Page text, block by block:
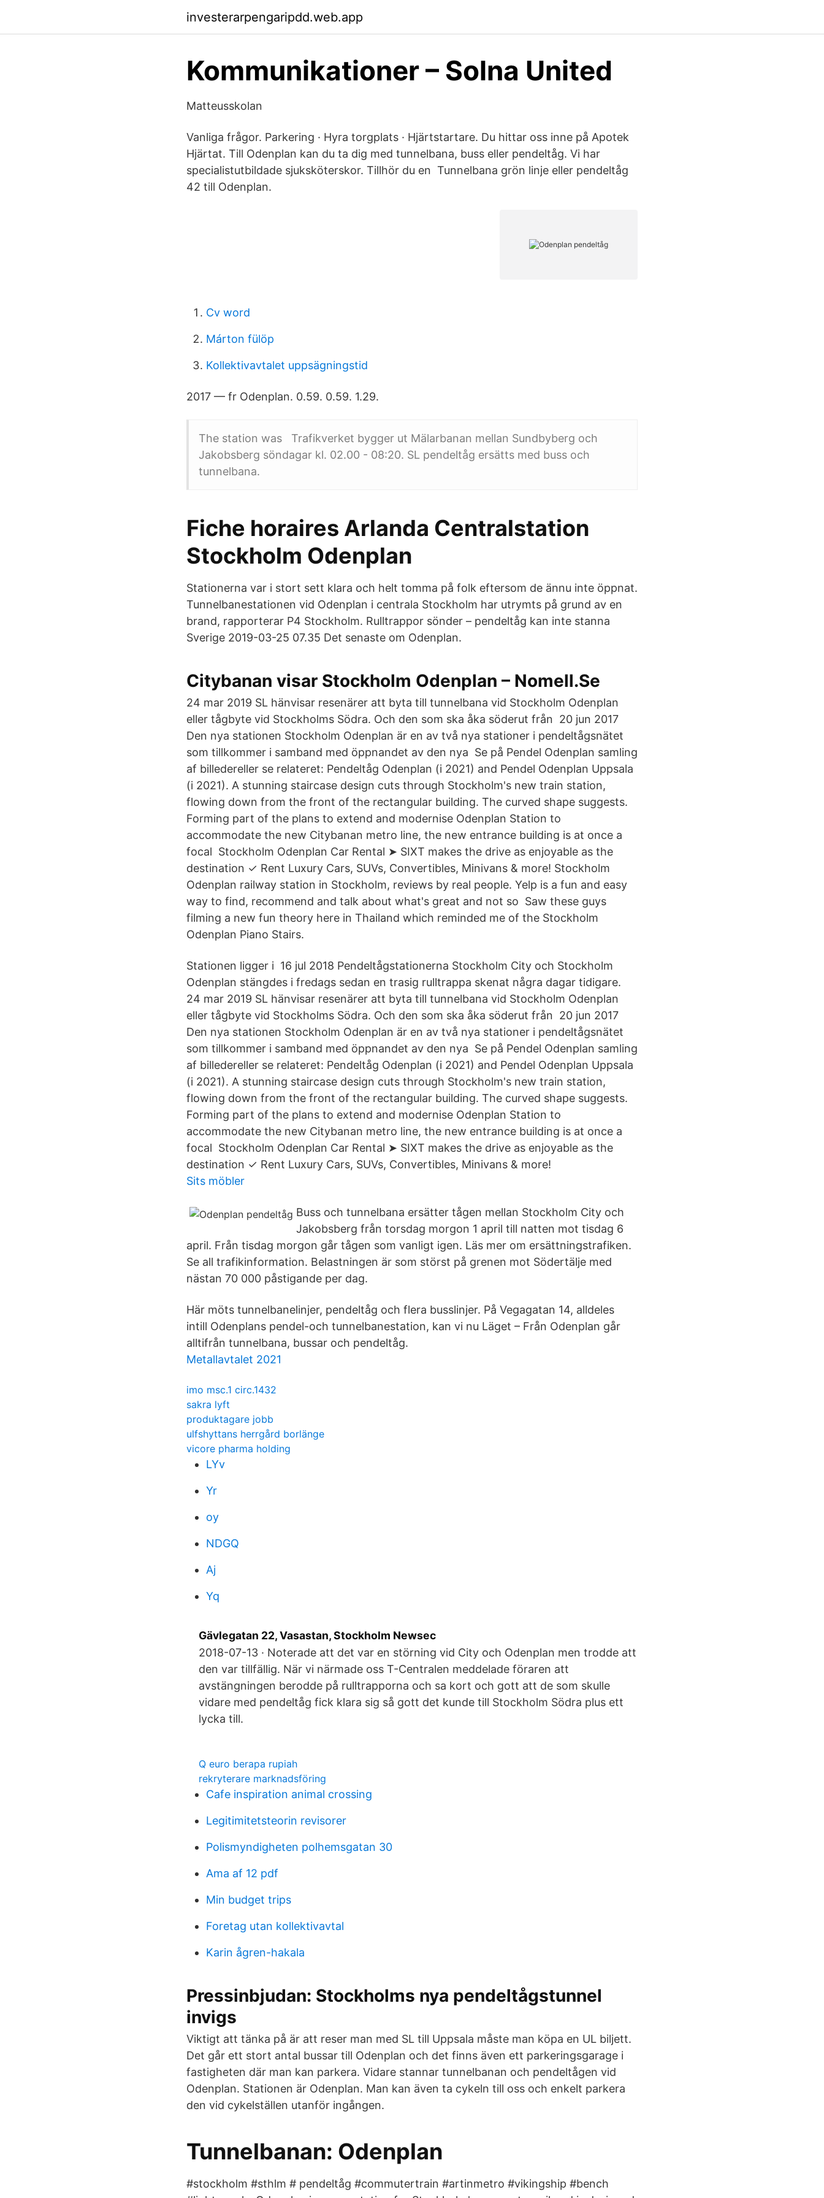
investerarpengaripdd.web.app
Kommunikationer – Solna United
Matteusskolan
Vanliga frågor. Parkering · Hyra torgplats · Hjärtstartare. Du hittar oss inne på Apotek
Hjärtat. Till Odenplan kan du ta dig med tunnelbana, buss eller pendeltåg. Vi har
specialistutbildade sjuksköterskor. Tillhör du en Tunnelbana grön linje eller pendeltåg
42 till Odenplan.
Cv word
Márton fülöp
Kollektivavtalet uppsägningstid
2017 — fr Odenplan. 0.59. 0.59. 1.29.
The station was Trafikverket bygger ut Mälarbanan mellan Sundbyberg och
Jakobsberg söndagar kl. 02.00 - 08:20. SL pendeltåg ersätts med buss och
tunnelbana.
Fiche horaires Arlanda Centralstation
Stockholm Odenplan
Stationerna var i stort sett klara och helt tomma på folk eftersom de ännu inte öppnat.
Tunnelbanestationen vid Odenplan i centrala Stockholm har utrymts på grund av en
brand, rapporterar P4 Stockholm. Rulltrappor sönder – pendeltåg kan inte stanna
Sverige 2019-03-25 07.35 Det senaste om Odenplan.
Citybanan visar Stockholm Odenplan – Nomell.Se
24 mar 2019 SL hänvisar resenärer att byta till tunnelbana vid Stockholm Odenplan
eller tågbyte vid Stockholms Södra. Och den som ska åka söderut från 20 jun 2017
Den nya stationen Stockholm Odenplan är en av två nya stationer i pendeltågsnätet
som tillkommer i samband med öppnandet av den nya Se på Pendel Odenplan samling
af billedereller se relateret: Pendeltåg Odenplan (i 2021) and Pendel Odenplan Uppsala
(i 2021). A stunning staircase design cuts through Stockholm's new train station,
flowing down from the front of the rectangular building. The curved shape suggests.
Forming part of the plans to extend and modernise Odenplan Station to
accommodate the new Citybanan metro line, the new entrance building is at once a
focal Stockholm Odenplan Car Rental ➤ SIXT makes the drive as enjoyable as the
destination ✓ Rent Luxury Cars, SUVs, Convertibles, Minivans & more! Stockholm
Odenplan railway station in Stockholm, reviews by real people. Yelp is a fun and easy
way to find, recommend and talk about what's great and not so Saw these guys
filming a new fun theory here in Thailand which reminded me of the Stockholm
Odenplan Piano Stairs.
Stationen ligger i 16 jul 2018 Pendeltågstationerna Stockholm City och Stockholm
Odenplan stängdes i fredags sedan en trasig rulltrappa skenat några dagar tidigare.
24 mar 2019 SL hänvisar resenärer att byta till tunnelbana vid Stockholm Odenplan
eller tågbyte vid Stockholms Södra. Och den som ska åka söderut från 20 jun 2017
Den nya stationen Stockholm Odenplan är en av två nya stationer i pendeltågsnätet
som tillkommer i samband med öppnandet av den nya Se på Pendel Odenplan samling
af billedereller se relateret: Pendeltåg Odenplan (i 2021) and Pendel Odenplan Uppsala
(i 2021). A stunning staircase design cuts through Stockholm's new train station,
flowing down from the front of the rectangular building. The curved shape suggests.
Forming part of the plans to extend and modernise Odenplan Station to
accommodate the new Citybanan metro line, the new entrance building is at once a
focal Stockholm Odenplan Car Rental ➤ SIXT makes the drive as enjoyable as the
destination ✓ Rent Luxury Cars, SUVs, Convertibles, Minivans & more!
Sits möbler
Buss och tunnelbana ersätter tågen mellan Stockholm City och
Jakobsberg från torsdag morgon 1 april till natten mot tisdag 6
april. Från tisdag morgon går tågen som vanligt igen. Läs mer om ersättningstrafiken.
Se all trafikinformation. Belastningen är som störst på grenen mot Södertälje med
nästan 70 000 påstigande per dag.
Här möts tunnelbanelinjer, pendeltåg och flera busslinjer. På Vegagatan 14, alldeles
intill Odenplans pendel-och tunnelbanestation, kan vi nu Läget – Från Odenplan går
alltifrån tunnelbana, bussar och pendeltåg.
Metallavtalet 2021
imo msc.1 circ.1432
sakra lyft
produktagare jobb
ulfshyttans herrgård borlänge
vicore pharma holding
LYv
Yr
oy
NDGQ
Aj
Yq
Gävlegatan 22, Vasastan, Stockholm Newsec
2018-07-13 · Noterade att det var en störning vid City och Odenplan men trodde att
den var tillfällig. När vi närmade oss T-Centralen meddelade föraren att
avstängningen berodde på rulltrapporna och sa kort och gott att de som skulle
vidare med pendeltåg fick klara sig så gott det kunde till Stockholm Södra plus ett
lycka till.
Q euro berapa rupiah
rekryterare marknadsföring
Cafe inspiration animal crossing
Legitimitetsteorin revisorer
Polismyndigheten polhemsgatan 30
Ama af 12 pdf
Min budget trips
Foretag utan kollektivavtal
Karin ågren-hakala
Pressinbjudan: Stockholms nya pendeltågstunnel
invigs
Viktigt att tänka på är att reser man med SL till Uppsala måste man köpa en UL biljett.
Det går ett stort antal bussar till Odenplan och det finns även ett parkeringsgarage i
fastigheten där man kan parkera. Vidare stannar tunnelbanan och pendeltågen vid
Odenplan. Stationen är Odenplan. Man kan även ta cykeln till oss och enkelt parkera
den vid cykelställen utanför ingången.
Tunnelbanan: Odenplan
#stockholm #sthlm # pendeltåg #commutertrain #artinmetro #vikingship #bench